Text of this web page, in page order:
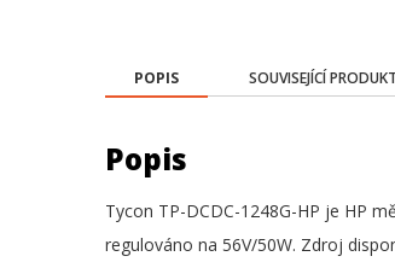
POPIS SOUVISEJÍCÍ
Popis
Tycon TP-DCDC-1248G-HP je HP
regulováno na 56V/50W. Zdroj